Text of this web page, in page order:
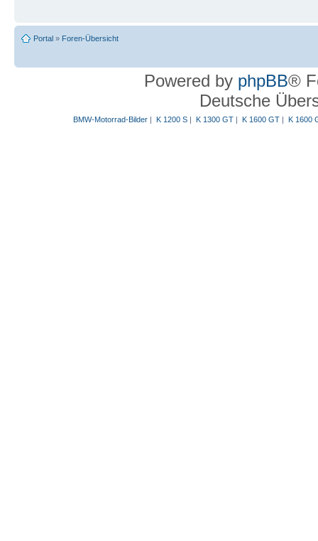
Portal » Foren-Übersicht
Powered by phpBB®
Deutsche
BMW-Motorrad-Bilder| K 1200 S| K 1300 GT| K 1600 GT| K 1600